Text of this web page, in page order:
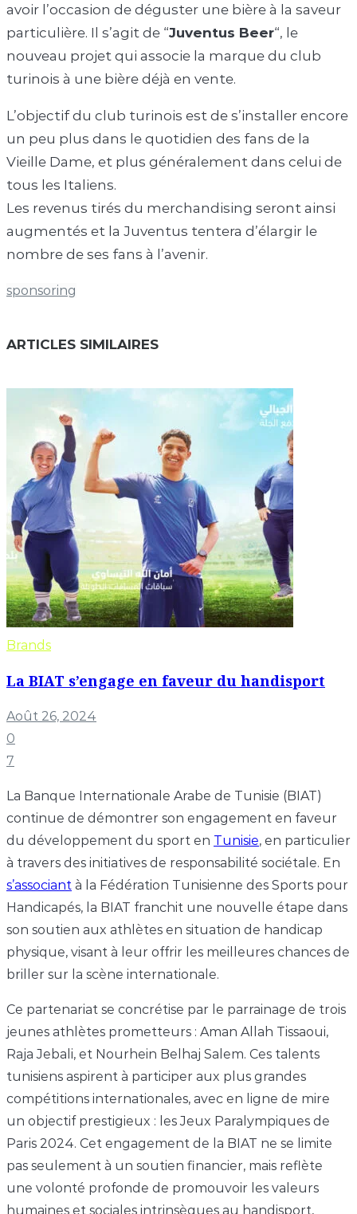
avoir l’occasion de déguster une bière à la saveur
particulière. Il s’agit de “Juventus Beer“, le
nouveau projet qui associe la marque du club
turinois à une bière déjà en vente.
L’objectif du club turinois est de s’installer encore
un peu plus dans le quotidien des fans de la
Vieille Dame, et plus généralement dans celui de
tous les Italiens.
Les revenus tirés du merchandising seront ainsi
augmentés et la Juventus tentera d’élargir le
nombre de ses fans à l’avenir.
sponsoring
ARTICLES SIMILAIRES
Brands
La BIAT s’engage en faveur du handisport
Août 26, 2024
0
7
La Banque Internationale Arabe de Tunisie (BIAT)
continue de démontrer son engagement en faveur
du développement du sport en Tunisie, en particulier
à travers des initiatives de responsabilité sociétale. En
s’associant à la Fédération Tunisienne des Sports pour
Handicapés, la BIAT franchit une nouvelle étape dans
son soutien aux athlètes en situation de handicap
physique, visant à leur offrir les meilleures chances de
briller sur la scène internationale.
Ce partenariat se concrétise par le parrainage de trois
jeunes athlètes prometteurs : Aman Allah Tissaoui,
Raja Jebali, et Nourhein Belhaj Salem. Ces talents
tunisiens aspirent à participer aux plus grandes
compétitions internationales, avec en ligne de mire
un objectif prestigieux : les Jeux Paralympiques de
Paris 2024. Cet engagement de la BIAT ne se limite
pas seulement à un soutien financier, mais reflète
une volonté profonde de promouvoir les valeurs
humaines et sociales intrinsèques au handisport,